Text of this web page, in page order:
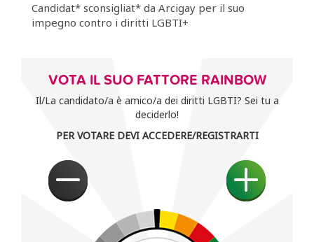
Candidat* sconsigliat* da Arcigay per il suo
impegno contro i diritti LGBTI+
VOTA IL SUO FATTORE RAINBOW
Il/La candidato/a è amico/a dei diritti LGBTI? Sei tu a
deciderlo!
PER VOTARE DEVI ACCEDERE/REGISTRARTI